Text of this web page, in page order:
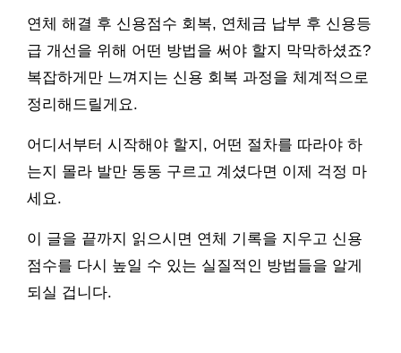
연체 해결 후 신용점수 회복, 연체금 납부 후 신용등
급 개선을 위해 어떤 방법을 써야 할지 막막하셨죠?
복잡하게만 느껴지는 신용 회복 과정을 체계적으로
정리해드릴게요.
어디서부터 시작해야 할지, 어떤 절차를 따라야 하
는지 몰라 발만 동동 구르고 계셨다면 이제 걱정 마
세요.
이 글을 끝까지 읽으시면 연체 기록을 지우고 신용
점수를 다시 높일 수 있는 실질적인 방법들을 알게
되실 겁니다.